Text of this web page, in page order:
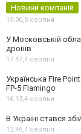
Новини компаній
15:00, 5 серпня
У Московській
дронів
17:47, 4 серпня
Українська Fire
FP-5 Flamingo
16:13, 4 серпня
В Україні стався
12:46, 4 серпня